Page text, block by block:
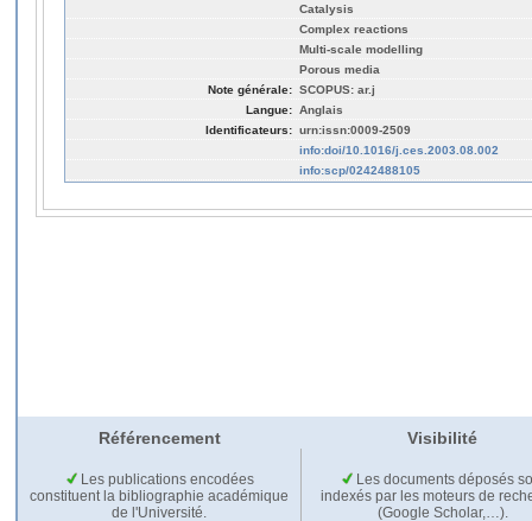
Catalysis
Complex reactions
Multi-scale modelling
Porous media
Note générale: SCOPUS: ar.j
Langue: Anglais
Identificateurs: urn:issn:0009-2509
info:doi/10.1016/j.ces.2003.08.002
info:scp/0242488105
Référencement Visibilité
Les publications encodées
constituent la bibliographie académique
de l'Université.
Les documents déposés
indexés par les moteurs de
(Google Scholar,…).